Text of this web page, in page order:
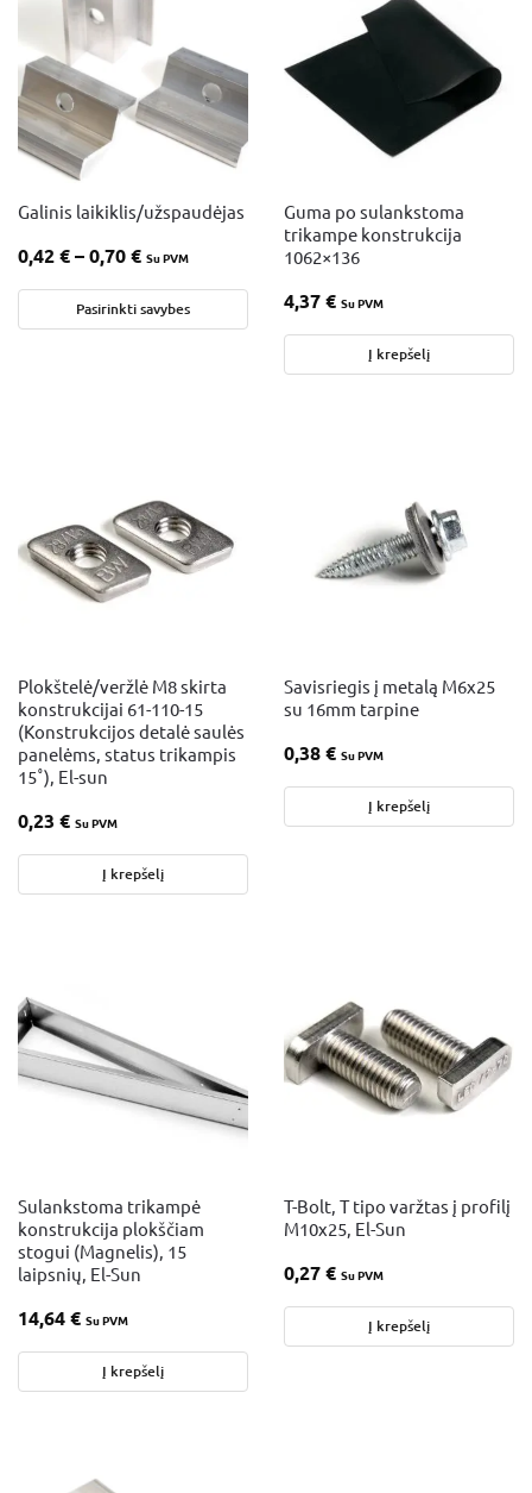
Galinis laikiklis/užspaudėjas
0,42€–0,70€ Su PVM
Pasirinkti savybes
Guma po sulankstoma
trikampe konstrukcija
1062×136
4,37€ Su PVM
Į krepšelį
Plokštelė/veržlė M8 skirta
konstrukcijai 61-110-15
(Konstrukcijos detalė saulės
panelėms, status trikampis
15˚), El-sun
0,23 € Su PVM
Į krepšelį
Savisriegis į metalą M6x25
su 16mm tarpine
0,38€ Su PVM
Į krepšelį
Sulankstoma trikampė
konstrukcija plokščiam
stogui (Magnelis), 15
laipsnių, El-Sun
14,64€ Su PVM
Į krepšelį
T-Bolt, T tipo varžtas į profilį
M10x25, El-Sun
0,27€ Su PVM
Į krepšelį